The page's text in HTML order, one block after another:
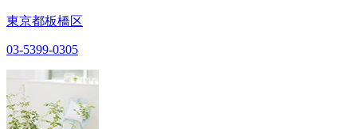
東京都板橋区
03-5399-0305